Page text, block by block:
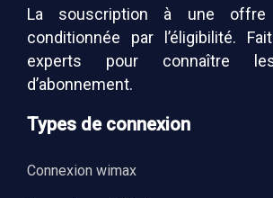
La souscription à une
conditionnée par l’éligibilité.
experts pour connaître
d’abonnement.
Types de connexion
Connexion wimax